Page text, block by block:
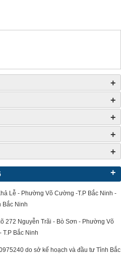
+
+
+
+
+
+
Lễ - Phường Võ Cường -T.P Bắc Ninh -
Bắc Ninh
272 Nguyễn Trãi - Bò Sơn - Phường Võ
T.P Bắc Ninh
do sở kế hoạch và đầu tư Tỉnh Bắc